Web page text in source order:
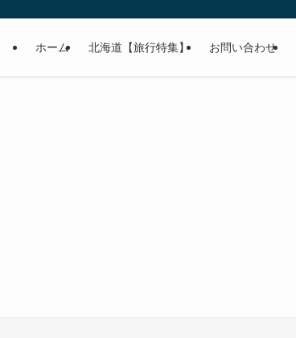
ホーム 北海道【旅行特集】 お問い合わせ